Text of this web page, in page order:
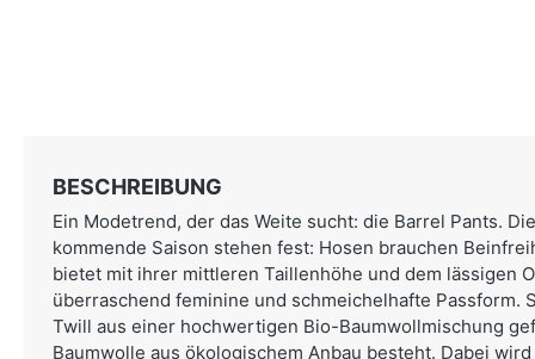
BESCHREIBUNG
Ein Modetrend, der das Weite sucht: die Barrel Pants.
kommende Saison stehen fest: Hosen brauchen
bietet mit ihrer mittleren Taillenhöhe und dem lässigen
überraschend feminine und schmeichelhafte Passform.
Twill aus einer hochwertigen Bio-Baumwollmischung
Baumwolle aus ökologischem Anbau besteht. Dabei